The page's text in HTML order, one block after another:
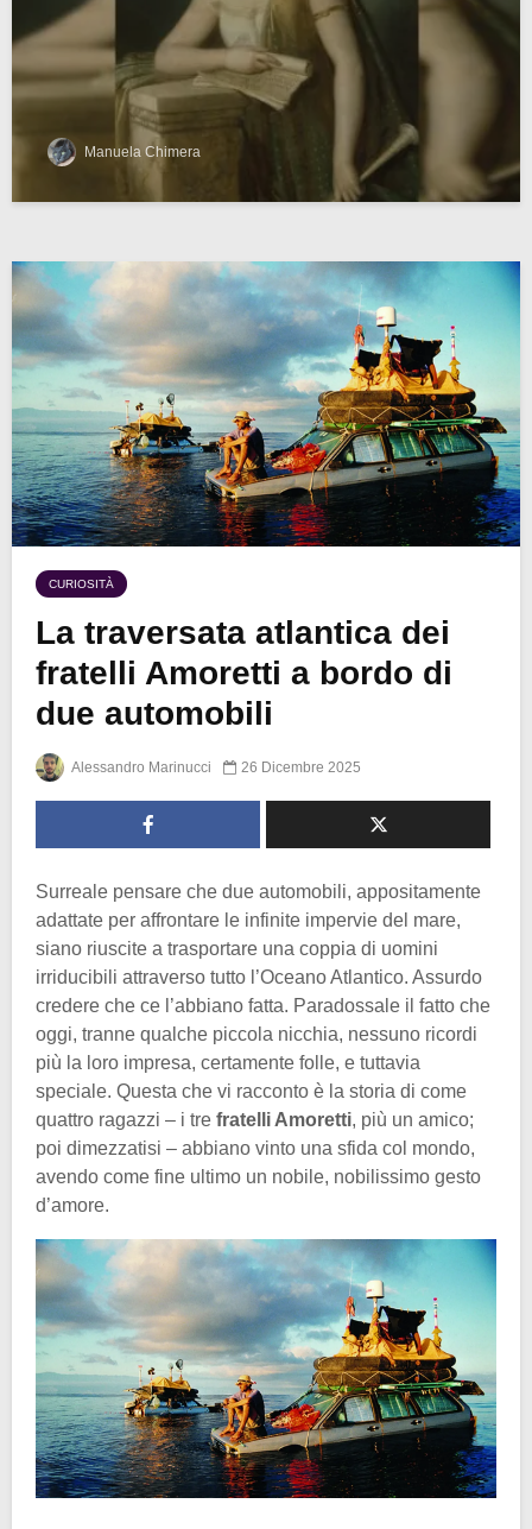
Manuela Chimera
CURIOSITÀ
La traversata atlantica dei
fratelli Amoretti a bordo di
due automobili
Alessandro Marinucci 26 Dicembre 2025
Surreale pensare che due automobili, appositamente
adattate per affrontare le infinite impervie del mare,
siano riuscite a trasportare una coppia di uomini
irriducibili attraverso tutto l’Oceano Atlantico. Assurdo
credere che ce l’abbiano fatta. Paradossale il fatto che
oggi, tranne qualche piccola nicchia, nessuno ricordi
più la loro impresa, certamente folle, e tuttavia
speciale. Questa che vi racconto è la storia di come
quattro ragazzi – i tre fratelli Amoretti, più un amico;
poi dimezzatisi – abbiano vinto una sfida col mondo,
avendo come fine ultimo un nobile, nobilissimo gesto
d’amore.